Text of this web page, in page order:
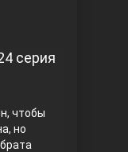
серия
чтобы
но